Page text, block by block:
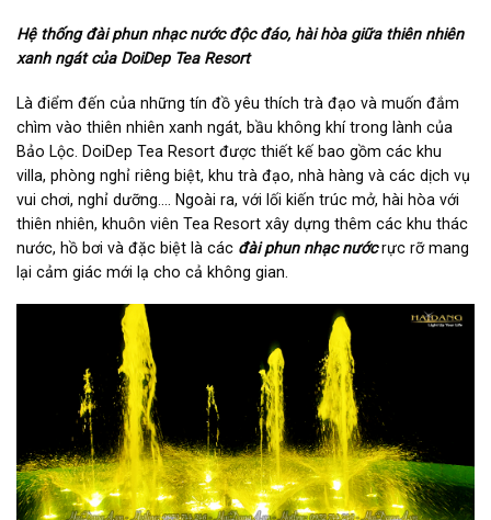
Hệ thống đài phun nhạc nước độc đáo, hài hòa giữa thiên nhiên
xanh ngát của DoiDep Tea Resort
Là điểm đến của những tín đồ yêu thích trà đạo và muốn đắm
chìm vào thiên nhiên xanh ngát, bầu không khí trong lành của
Bảo Lộc. DoiDep Tea Resort được thiết kế bao gồm các khu
villa, phòng nghỉ riêng biệt, khu trà đạo, nhà hàng và các dịch vụ
vui chơi, nghỉ dưỡng…. Ngoài ra, với lối kiến trúc mở, hài hòa với
thiên nhiên, khuôn viên Tea Resort xây dựng thêm các khu thác
nước, hồ bơi và đặc biệt là các đài phun nhạc nướcrực rỡ mang
lại cảm giác mới lạ cho cả không gian.